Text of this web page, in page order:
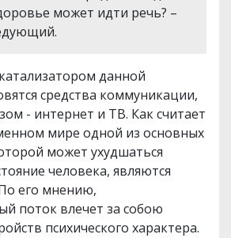
может идти речь? –
данной
средства коммуникации,
- интернет и ТВ. Как считает
мире одной из основных
может ухудшаться
человека, являются
его мнению,
поток влечет за собою
психического характера.